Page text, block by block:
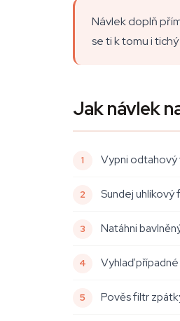
Návlek doplň
se ti k tomu i
Jak návlek
Vypni odtahový
Sundej uhlíkový
Natáhni
Vyhlaď
Pověs filtr